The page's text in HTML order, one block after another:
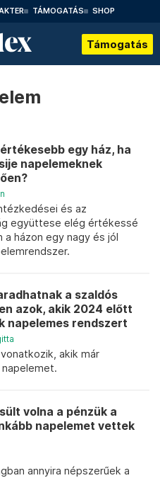
TÁMOGATÁS SHOP
Támogatás
egy ház, ha
napelemeknek
és az
együttese elég értékessé
a házon egy nagy és jól
a szaldós
azok, akik 2024 előtt
napelemes rendszert
akik már
volna a pénzük a
napelemet vettek
annyira népszerűek a